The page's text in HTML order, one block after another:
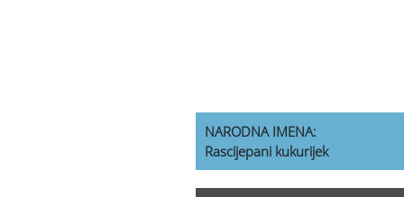
NARODNA IMENA:
Rascijepani kukurijek